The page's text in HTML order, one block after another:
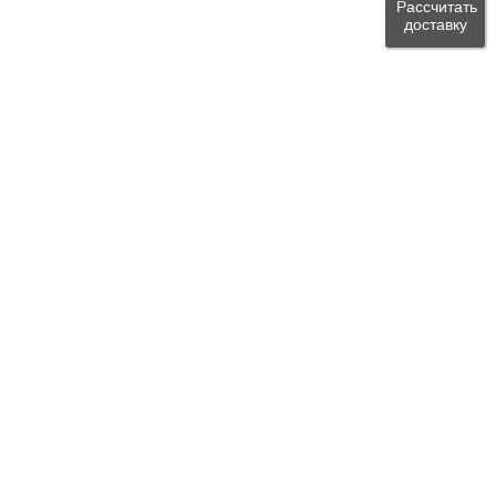
Рассчитать
доставку